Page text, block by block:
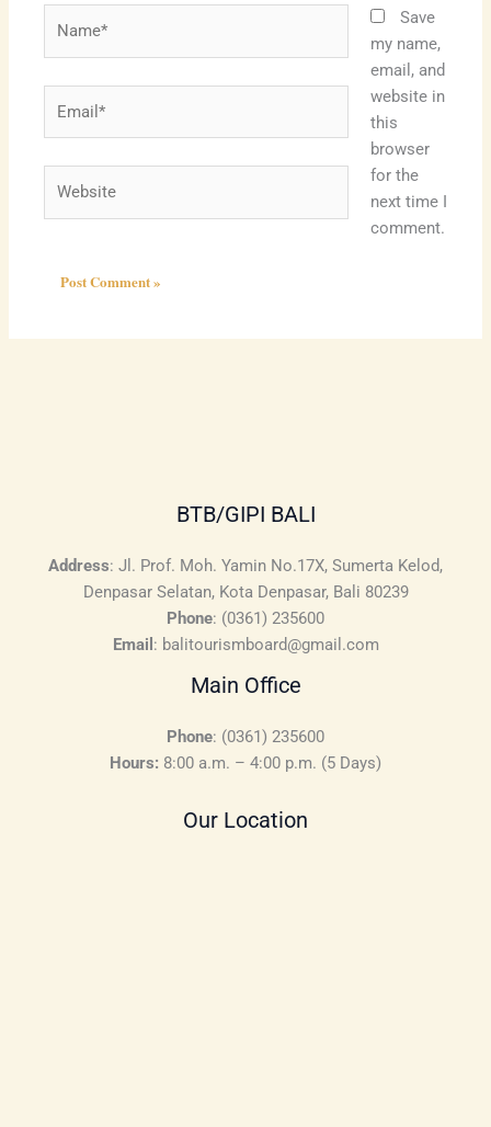
Save
my name,
email, and
website in
this
browser
for the
next time I
comment.
BTB/GIPI BALI
Address: Jl. Prof. Moh. Yamin No.17X, Sumerta Kelod,
Denpasar Selatan, Kota Denpasar, Bali 80239
Phone: (0361) 235600
Email : balitourismboard@gmail.com
Main Office
Phone: (0361) 235600
Hours: 8:00 a.m. – 4:00 p.m. (5 Days)
Our Location